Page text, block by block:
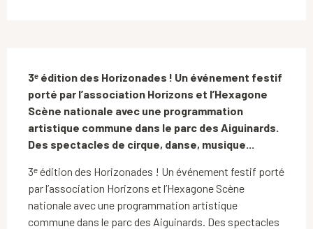
3ᵉ édition des Horizonades ! Un événement festif
porté par l’association Horizons et l’Hexagone
Scène nationale avec une programmation
artistique commune dans le parc des Aiguinards.
Des spectacles de cirque, danse, musique...
3ᵉ édition des Horizonades ! Un événement festif porté
par l’association Horizons et l’Hexagone Scène
nationale avec une programmation artistique
commune dans le parc des Aiguinards. Des spectacles